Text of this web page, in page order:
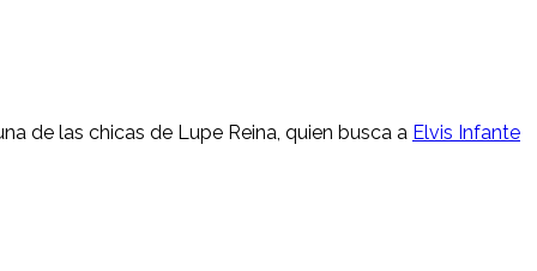
de las chicas de Lupe Reina, quien busca a Elvis Infante